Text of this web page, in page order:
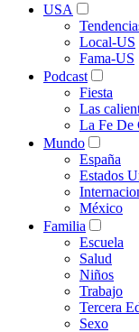
USA
Local-US
Fama-US
Podcast
Fiesta
Las
La Fe De
Mundo
España
Estados
México
Familia
Escuela
Salud
Niños
Trabajo
Tercera
Sexo